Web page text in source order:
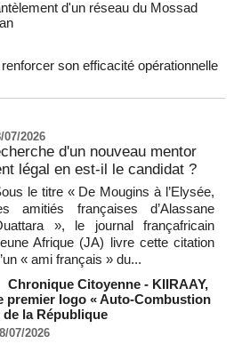
une hausse salariale historique
d’enlèvements ont été
d’enlèvements ont été
à Sao Tomé-et-Principe à
lors de la simulation d'une
07/2026
d'un nouveau mentor
légal en est-il le candidat ?
le titre « De Mougins à l’Elysée,
amitiés françaises d’Alassane
», le journal françafricain
Afrique (JA) livre cette citation
« ami français » du...
Chronique Citoyenne - KIIRAAY,
premier logo « Auto-Combustion
de la République
07/2026